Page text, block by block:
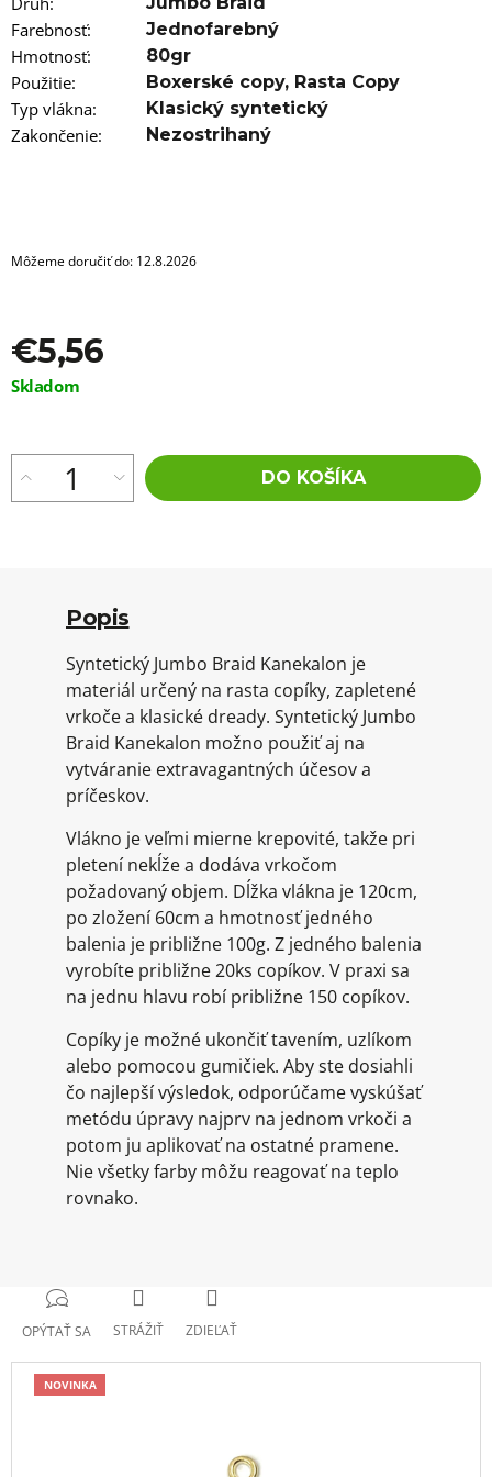
Farebnosť: Jednofarebný
Hmotnosť: 80gr
Použitie: Boxerské copy, Rasta Copy
Typ vlákna: Klasický syntetický
Zakončenie: Nezostrihaný
Môžeme doručiť do: 12.8.2026
€5,56
Jednotková
Skladom
DO KOŠÍKA
Popis
Syntetický Jumbo Braid Kanekalon je
materiál určený na rasta copíky, zapletené
vrkoče a klasické dready. Syntetický Jumbo
Braid Kanekalon možno použiť aj na
vytváranie extravagantných účesov a
príčeskov.
Vlákno je veľmi mierne krepovité, takže pri
pletení nekĺže a dodáva vrkočom
požadovaný objem. Dĺžka vlákna je 120cm,
po zložení 60cm a hmotnosť jedného
balenia je približne 100g. Z jedného balenia
vyrobíte približne 20ks copíkov. V praxi sa
na jednu hlavu robí približne 150 copíkov.
Copíky je možné ukončiť tavením, uzlíkom
alebo pomocou gumičiek. Aby ste dosiahli
čo najlepší výsledok, odporúčame vyskúšať
metódu úpravy najprv na jednom vrkoči a
potom ju aplikovať na ostatné pramene.
Nie všetky farby môžu reagovať na teplo
rovnako.
OPÝTAŤ SA STRÁŽIŤ ZDIEĽAŤ
NOVINKA
m
e
VLNITÝ
KANEKALON
RAVISH
BULK